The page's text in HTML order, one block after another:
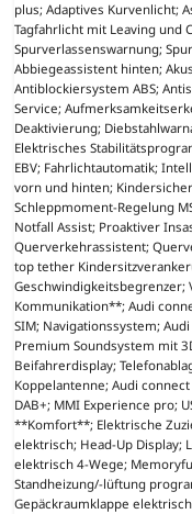
plus; Adaptives Kurvenlicht;
Tagfahrlicht mit Leaving und
Spurverlassenswarnung;
Abbiegeassistent hinten;
Antiblockiersystem ABS;
Service;
Deaktivierung;
Elektrisches
EBV; Fahrlichtautomatik;
vorn und hinten;
Schleppmoment-Regelung
Notfall Assist; Proaktiver
Querverkehrassistent;
top tether
Kommunikation**; Audi
SIM; Navigationssystem;
Premium Soundsystem mit
Beifahrerdisplay;
Koppelantenne; Audi
DAB+; MMI Experience pro;
**Komfort**; Elektrische
elektrisch; Head-Up Display;
elektrisch 4-Wege;
Standheizung/-lüftung
Gepäckraumklappe